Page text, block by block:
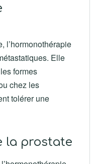
l’hormonothérapie
Elle
formes
chez les
tolérer une
la prostate